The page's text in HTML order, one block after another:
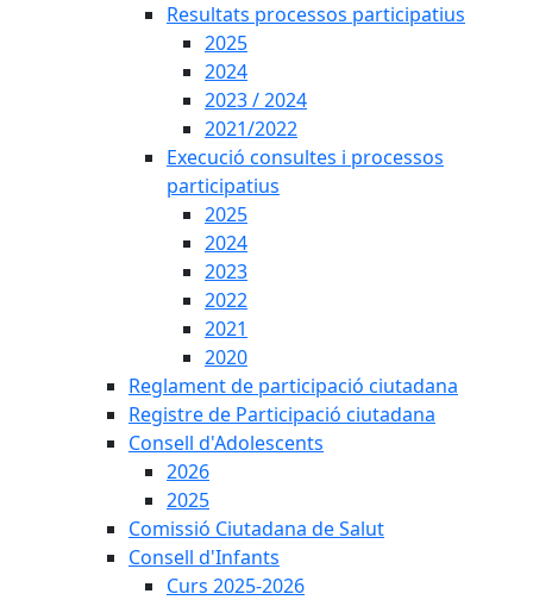
Resultats processos participatius
2025
2024
2023 / 2024
2021/2022
Execució consultes i processos
participatius
2025
2024
2023
2022
2021
2020
Reglament de participació ciutadana
Registre de Participació ciutadana
Consell d'Adolescents
2026
2025
Comissió Ciutadana de Salut
Consell d'Infants
Curs 2025-2026